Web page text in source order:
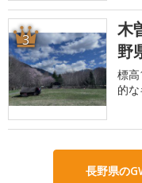
3
木
野
標
的
長野県の